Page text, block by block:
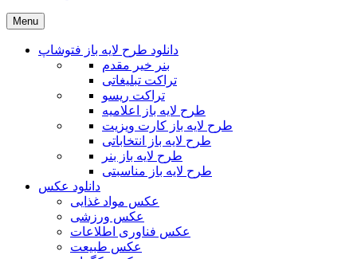
Menu
دانلود طرح لایه باز فتوشاپ
بنر خیر مقدم
تراکت تبلیغاتی
تراکت ریسو
طرح لایه باز اعلامیه
طرح لایه باز کارت ویزیت
طرح لایه باز انتخاباتی
طرح لایه باز بنر
طرح لایه باز مناسبتی
دانلود عکس
عکس مواد غذایی
عکس ورزشی
عکس فناوری اطلاعات
عکس طبیعت